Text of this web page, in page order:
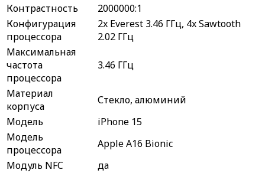
Контрастность
2000000:1
Конфигурация
процессора
2x Everest 3.46 ГГц, 4x Sawtooth
2.02 ГГц
Максимальная
частота
процессора
3.46 ГГц
Материал
корпуса
Стекло, алюминий
Модель
iPhone 15
Модель
процессора
Apple A16 Bionic
Модуль NFC
да